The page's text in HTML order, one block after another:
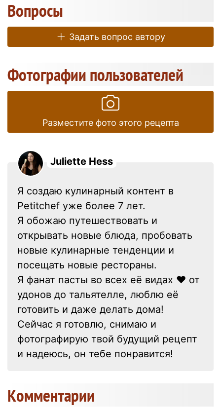
Вопросы
Задать вопрос автору
Фотографии пользователей
Разместите фото этого рецепта
Juliette Hess
Я создаю кулинарный контент в
Petitchef уже более 7 лет.
Я обожаю путешествовать и
открывать новые блюда, пробовать
новые кулинарные тенденции и
посещать новые рестораны.
Я фанат пасты во всех её видах ❤ от
удонов до тальятелле, люблю её
готовить и даже делать дома!
Сейчас я готовлю, снимаю и
фотографирую твой будущий рецепт
и надеюсь, он тебе понравится!
Kомментарии